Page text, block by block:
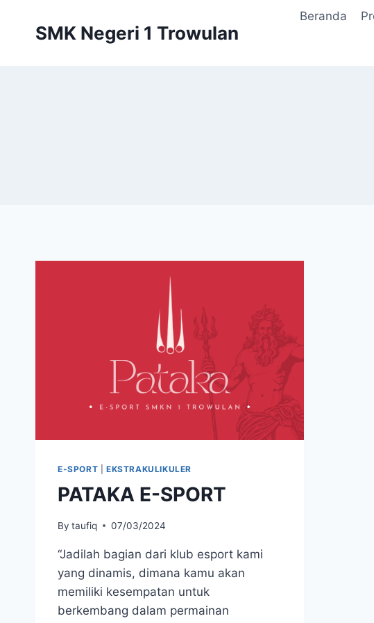
SMK Negeri 1 Trowulan
Beranda
E-SPORT EKSTRAKULIKULER
PATAKA E-SPORT
By taufiq 07/03/2024
“Jadilah bagian dari klub esport kami
yang dinamis, dimana kamu akan
memiliki kesempatan untuk
berkembang dalam permainan